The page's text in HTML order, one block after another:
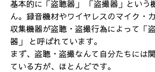
基本的に「盗聴器」 「盗撮器」という
ん。録音機材やワイヤレスのマイク・
収集機器が盗聴・盗撮行為によって「
器」 と呼ばれています。
まず、盗聴・盗撮なんて自分たちには
ている方が、ほとんどです。